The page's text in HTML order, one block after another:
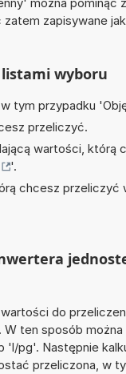
zapisywane
wyboru
tym przypadku '
przeliczyć.
wartości, którą
'.
chcesz
do
ten sposób
'l/pg'. Następnie
przeliczona, w